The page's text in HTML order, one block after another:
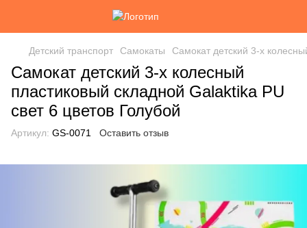
Детский транспорт Самокаты Самокат детский 3-х
Самокат детский 3-х колесный
пластиковый складной Galaktika PU
свет 6 цветов Голубой
Артикул: GS-0071 Оставить отзыв